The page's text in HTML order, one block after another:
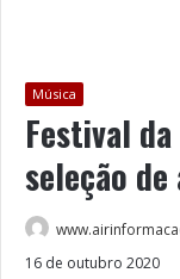
Música
Festival
seleção
16 de outubro 2020